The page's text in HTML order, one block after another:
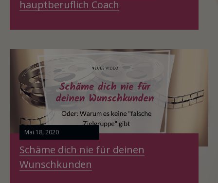
hauptberuflich Coach
Mai 18, 2020
Schäme dich nie für deinen
Wunschkunden